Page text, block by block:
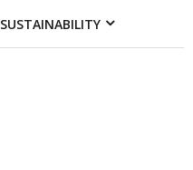
SUSTAINABILITY